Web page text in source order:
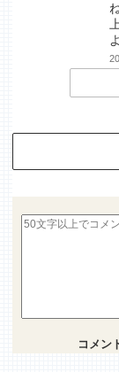
コメン